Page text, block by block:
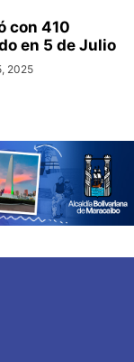
con 410
en 5 de Julio
2025